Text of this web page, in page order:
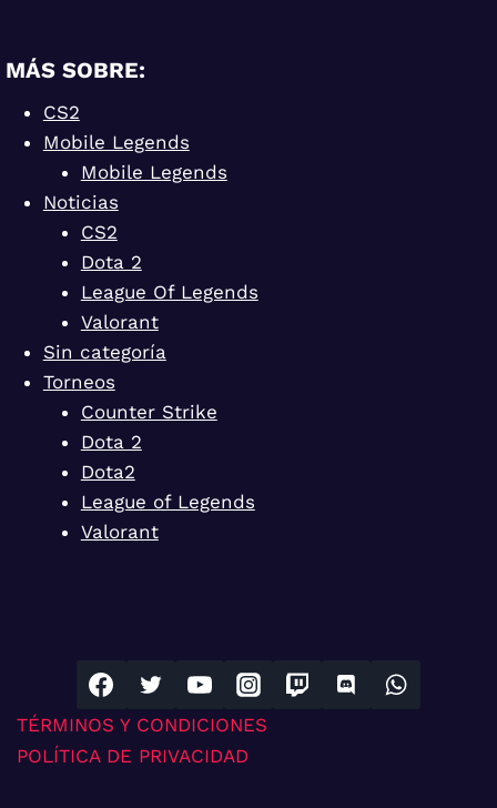
MÁS SOBRE:
CS2
Mobile Legends
Mobile Legends
Noticias
CS2
Dota 2
League Of Legends
Valorant
Sin categoría
Torneos
Counter Strike
Dota 2
Dota2
League of Legends
Valorant
TÉRMINOS Y CONDICIONES
POLÍTICA DE PRIVACIDAD